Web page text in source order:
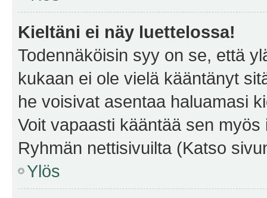
Kieltäni ei näy luettelossa!
Todennäköisin syy on se, että
kukaan ei ole vielä kääntänyt
he voisivat asentaa haluamasi
Voit vapaasti kääntää sen
Ryhmän nettisivuilta (Katso
Ylös